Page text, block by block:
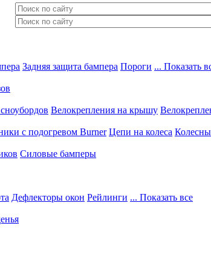
Задняя защита бампера Пороги ... Показать
Велокрепления на крышу
с подогревом Burner Цепи на колеса
Силовые бамперы
Дефлекторы окон Рейлинги ... Показать все